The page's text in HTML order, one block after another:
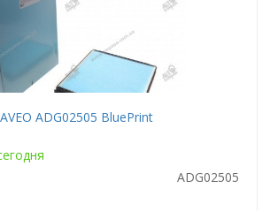
ADG02505 BluePrint
ADG02505